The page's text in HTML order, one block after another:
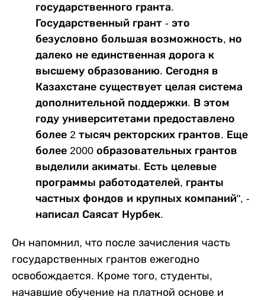
государственного гранта.
Государственный грант - это
безусловно большая возможность, но
далеко не единственная дорога к
высшему образованию. Сегодня в
Казахстане существует целая система
дополнительной поддержки. В этом
году университетами предоставлено
более 2 тысяч ректорских грантов. Еще
более 2000 образовательных грантов
выделили акиматы. Есть целевые
программы работодателей, гранты
частных фондов и крупных компаний", -
написал Саясат Нурбек.
Он напомнил, что после зачисления часть
государственных грантов ежегодно
освобождается. Кроме того, студенты,
начавшие обучение на платной основе и